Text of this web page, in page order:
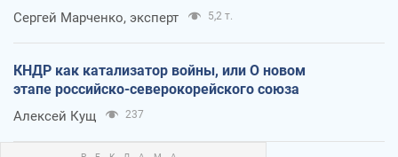
Сергей Марченко, эксперт 5,2 т.
КНДР как катализатор войны, или О новом
этапе российско-северокорейского союза
Алексей Кущ 237